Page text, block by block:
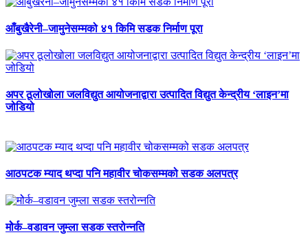
आँबुखैरेनी–जामुनेसम्मको ४१ किमि सडक निर्माण पूरा
अपर ठूलोखोला जलविद्युत आयोजनाद्वारा उत्पादित विद्युत केन्द्रीय ‘लाइन’मा
जोडियो
आठपटक म्याद थप्दा पनि महावीर चोकसम्मको सडक अलपत्र
मोेर्क–वडावन जुम्ला सडक स्तरोन्नति